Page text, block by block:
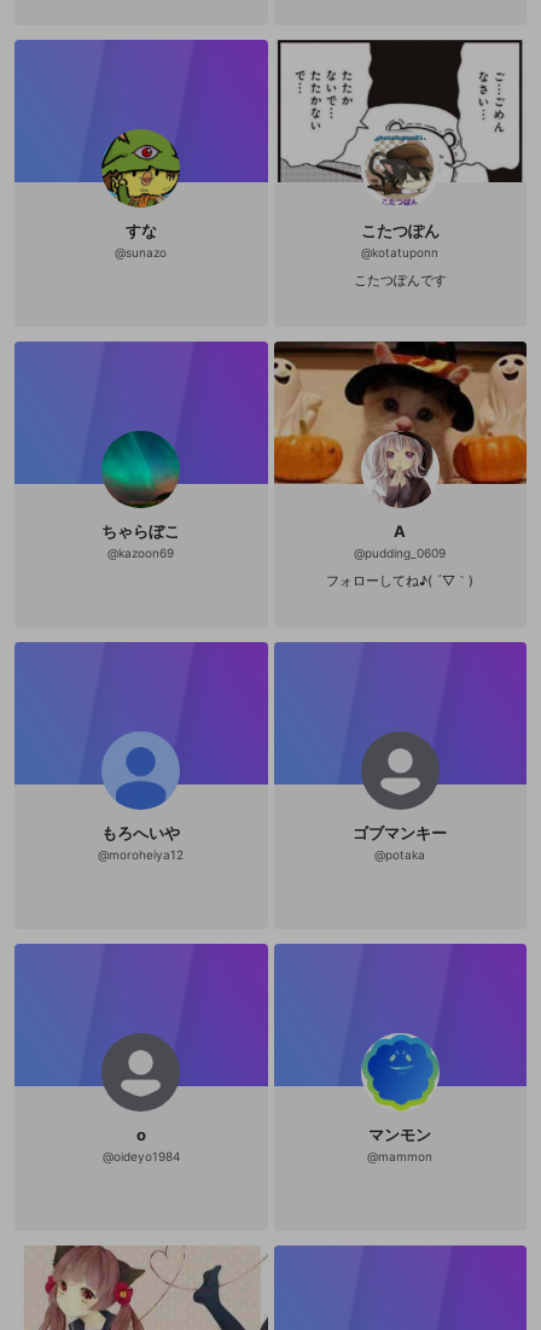
すな
@sunazo
こたつぽん
@kotatuponn
こたつぽんです
ちゃらぼこ
@kazoon69
A
@pudding_0609
フォローしてね♪( ´▽｀)
もろへいや
@moroheiya12
ゴブマンキー
@potaka
o
@oideyo1984
マンモン
@mammon